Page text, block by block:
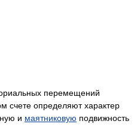
перемещений
счете определяют характер
и маятниковую подвижность